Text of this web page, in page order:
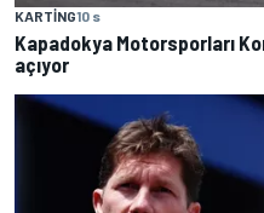
KARTING10 s
Kapadokya Motorsporları
açıyor